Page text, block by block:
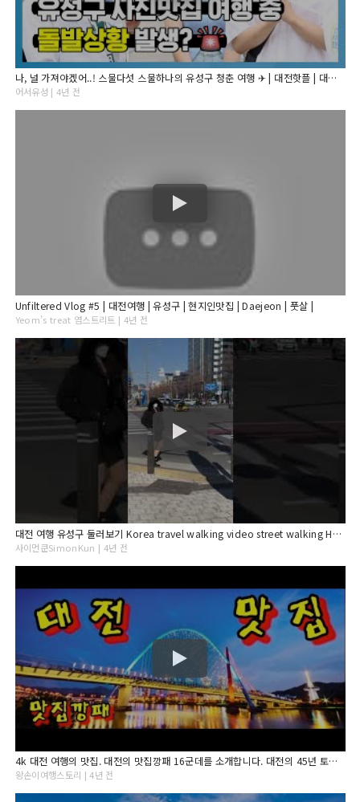
나, 널 가져야겠어..! 스물다섯 스물하나의 유성구 청춘 여행 ✈ | 대전핫플 | 대전 가볼만한곳 | 대전 데이트 코스 | 유성트립 EP.3
어서유성 | 4년 전
Unfiltered Vlog #5 | 대전여행 | 유성구 | 현지인맛집 | Daejeon | 풋살 |
Yeom’s treat 염스트리트 | 4년 전
대전 여행 유성구 둘러보기 Korea travel walking video street walking HD 4K camera
사이먼쿤SimonKun | 4년 전
4k 대전 여행의 맛집. 대전의 맛집깡패 16군데를 소개합니다. 대전의 45년 토박이가 알려주는 맛집. 맛집제보 기다립니다.
왕손이여행스토리 | 4년 전